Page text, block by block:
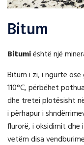
Bitum
Bitumiështë një
Bitum i zi, i ngurtë
110°C, përbëhet
dhe tretei plotësisht
i përhapur i
flurorë, i oksidimit
vetëm disa